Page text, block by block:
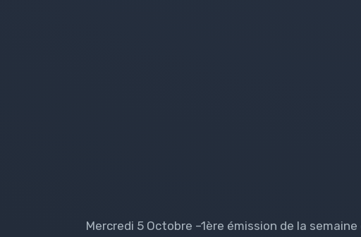
Mercredi 5 Octobre –1ère émission de la